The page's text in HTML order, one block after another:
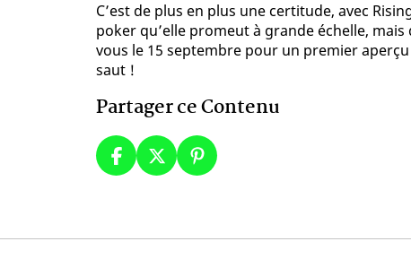
C’est de plus en plus une certitude, avec
poker qu’elle promeut à grande échelle,
vous le 15 septembre pour un premier
saut !
Partager ce Contenu